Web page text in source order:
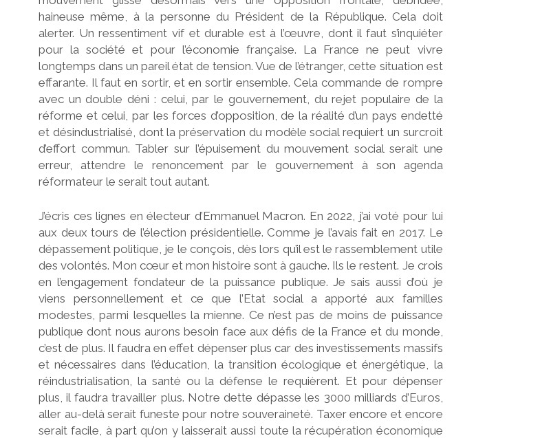
B
o
r
g
n
'
haineuse même, à la personne du Président de la République. Cela doit
alerter. Un ressentiment vif et durable est à l’œuvre, dont il faut s’inquiéter
pour la société et pour l’économie française. La France ne peut vivre
longtemps dans un pareil état de tension. Vue de l’étranger, cette situation est
effarante. Il faut en sortir, et en sortir ensemble. Cela commande de rompre
avec un double déni : celui, par le gouvernement, du rejet populaire de la
réforme et celui, par les forces d’opposition, de la réalité d’un pays endetté
et désindustrialisé, dont la préservation du modèle social requiert un surcroit
d’effort commun. Tabler sur l’épuisement du mouvement social serait une
erreur, attendre le renoncement par le gouvernement à son agenda
réformateur le serait tout autant.
J’écris ces lignes en électeur d’Emmanuel Macron. En 2022, j’ai voté pour lui
aux deux tours de l’élection présidentielle. Comme je l’avais fait en 2017. Le
dépassement politique, je le conçois, dès lors qu’il est le rassemblement utile
des volontés. Mon cœur et mon histoire sont à gauche. Ils le restent. Je crois
en l’engagement fondateur de la puissance publique. Je sais aussi d’où je
viens personnellement et ce que l’Etat social a apporté aux familles
modestes, parmi lesquelles la mienne. Ce n’est pas de moins de puissance
publique dont nous aurons besoin face aux défis de la France et du monde,
c’est de plus. Il faudra en effet dépenser plus car des investissements massifs
et nécessaires dans l’éducation, la transition écologique et énergétique, la
réindustrialisation, la santé ou la défense le requièrent. Et pour dépenser
plus, il faudra travailler plus. Notre dette dépasse les 3000 milliards d’Euros,
aller au-delà serait funeste pour notre souveraineté. Taxer encore et encore
serait facile, à part qu’on y laisserait aussi toute la récupération économique